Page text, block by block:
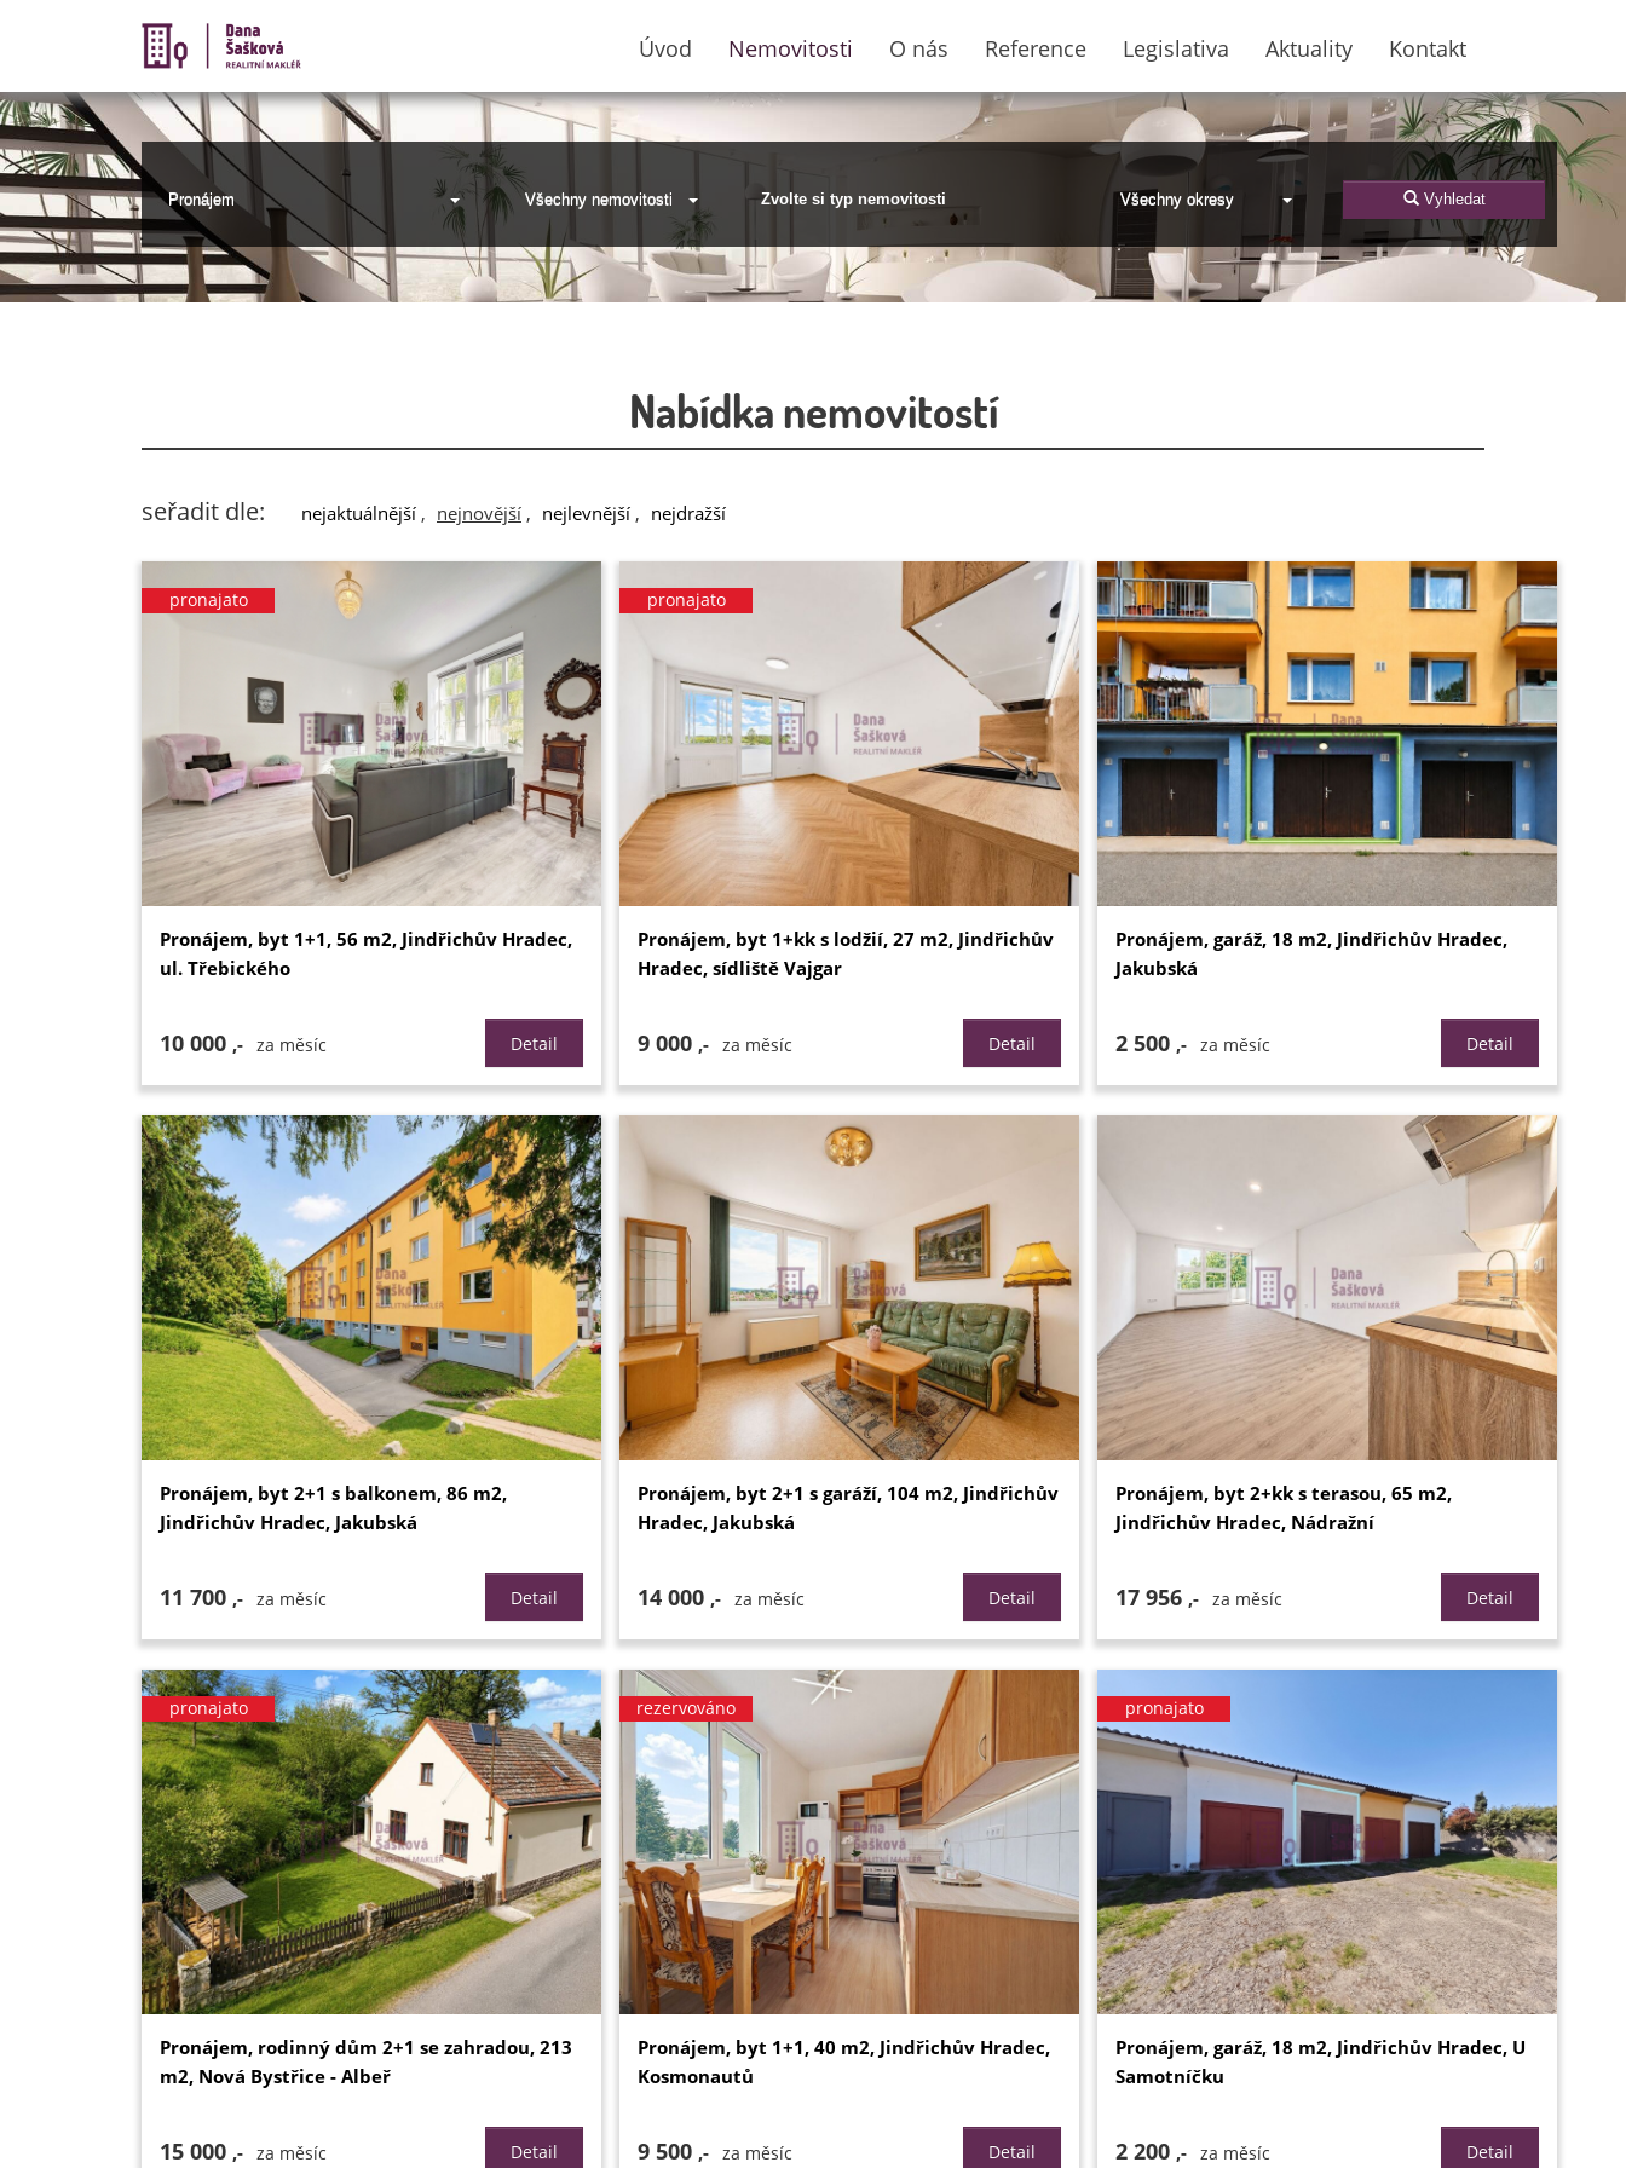
Úvod Nemovitosti O nás Reference Legislativa Aktuality Kontakt
Pronájem Všechny nemovitosti Zvolte si typ nemovitosti Všechny okresy Vyhledat
Nabídka nemovitostí
seřadit dle: nejaktuálnější , nejnovější , nejlevnější , nejdražší
pronajato
Pronájem, byt 1+1, 56 m2, Jindřichův Hradec,
ul. Třebického
10 000 ,- za měsíc Detail
pronajato
Pronájem, byt 1+kk s lodžií, 27 m2, Jindřichův
Hradec, sídliště Vajgar
9 000 ,- za měsíc Detail
Pronájem, garáž, 18 m2, Jindřichův Hradec,
Jakubská
2 500 ,- za měsíc Detail
Pronájem, byt 2+1 s balkonem, 86 m2,
Jindřichův Hradec, Jakubská
11 700 ,- za měsíc Detail
Pronájem, byt 2+1 s garáží, 104 m2, Jindřichův
Hradec, Jakubská
14 000 ,- za měsíc Detail
Pronájem, byt 2+kk s terasou, 65 m2,
Jindřichův Hradec, Nádražní
17 956 ,- za měsíc Detail
pronajato
Pronájem, rodinný dům 2+1 se zahradou, 213
m2, Nová Bystřice - Albeř
15 000 ,- za měsíc Detail
rezervováno
Pronájem, byt 1+1, 40 m2, Jindřichův Hradec,
Kosmonautů
9 500 ,- za měsíc Detail
pronajato
Pronájem, garáž, 18 m2, Jindřichův Hradec, U
Samotníčku
2 200 ,- za měsíc Detail